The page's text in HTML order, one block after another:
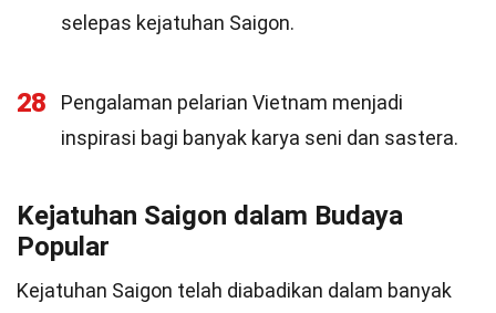
selepas kejatuhan Saigon.
28
Pengalaman pelarian Vietnam menjadi
inspirasi bagi banyak karya seni dan sastera.
Kejatuhan Saigon dalam Budaya
Popular
Kejatuhan Saigon telah diabadikan dalam banyak